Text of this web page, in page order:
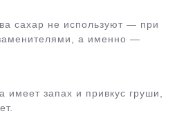
сахар не используют — при
а именно —
запах и привкус груши,